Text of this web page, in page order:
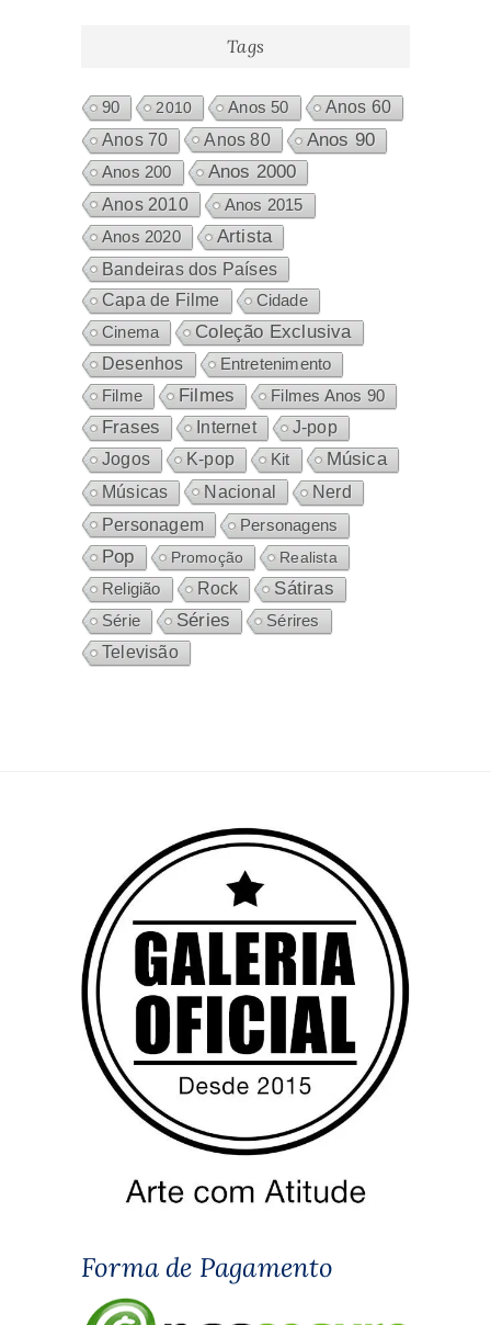
Tags
90 2010 Anos 50
Anos 60
Anos 70
Anos 80 Anos 90
Anos 200 Anos 2000
Anos 2010 Anos 2015
Anos 2020 Artista
Bandeiras dos Países
Capa de Filme
Cidade
Cinema
Coleção Exclusiva
Desenhos
Entretenimento
Filme
Filmes Filmes Anos 90
Frases Internet
J-pop
Jogos
K-pop Kit Música
Músicas Nacional Nerd
Personagem Personagens
Pop Promoção
Realista
Religião
Rock Sátiras
Série Séries
Sérires
Televisão
Forma de Pagamento